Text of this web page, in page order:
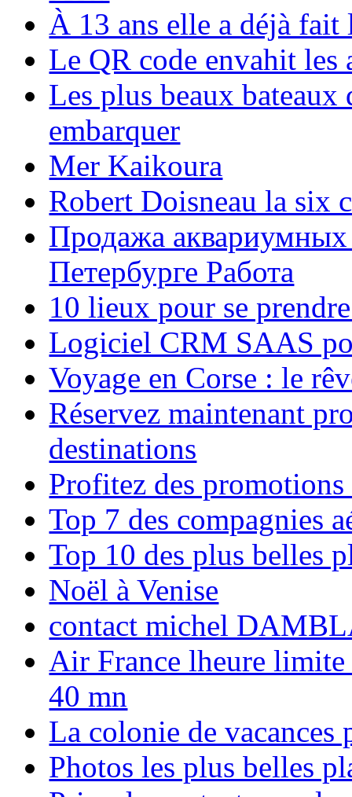
À 13 ans elle a déjà
Le QR code envahit les
Les plus beaux bateaux
embarquer
Mer Kaikoura
Robert Doisneau la six
Продажа аквариумных
Петербурге Работа
10 lieux pour se
Logiciel CRM SAAS
Voyage en Corse : le
Réservez maintenant
destinations
Profitez des
Top 7 des compagnies
Top 10 des plus belles
Noël à Venise
contact michel
Air France lheure limite
40 mn
La colonie de vacances
Photos les plus belles